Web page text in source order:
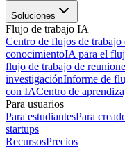
Soluciones
Flujo de trabajo IA
Centro de flujos de trabajo
conocimientoIA para el
flujo de trabajo de
investigaciónInforme de
con IACentro de
Para usuarios
Para estudiantesPara
startups
RecursosPrecios